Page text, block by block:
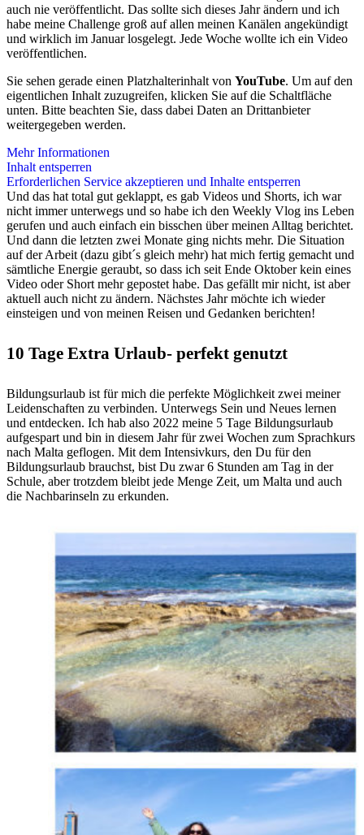
auch nie veröffentlicht. Das sollte sich dieses Jahr ändern und ich
habe meine Challenge groß auf allen meinen Kanälen angekündigt
und wirklich im Januar losgelegt. Jede Woche wollte ich ein Video
veröffentlichen.
Sie sehen gerade einen Platzhalterinhalt von YouTube. Um auf den
eigentlichen Inhalt zuzugreifen, klicken Sie auf die Schaltfläche
unten. Bitte beachten Sie, dass dabei Daten an Drittanbieter
weitergegeben werden.
Mehr Informationen
Inhalt entsperren
Erforderlichen Service akzeptieren und Inhalte entsperren
Und das hat total gut geklappt, es gab Videos und Shorts, ich war
nicht immer unterwegs und so habe ich den Weekly Vlog ins Leben
gerufen und auch einfach ein bisschen über meinen Alltag berichtet.
Und dann die letzten zwei Monate ging nichts mehr. Die Situation
auf der Arbeit (dazu gibt´s gleich mehr) hat mich fertig gemacht und
sämtliche Energie geraubt, so dass ich seit Ende Oktober kein eines
Video oder Short mehr gepostet habe. Das gefällt mir nicht, ist aber
aktuell auch nicht zu ändern. Nächstes Jahr möchte ich wieder
einsteigen und von meinen Reisen und Gedanken berichten!
10 Tage Extra Urlaub- perfekt genutzt
Bildungsurlaub ist für mich die perfekte Möglichkeit zwei meiner
Leidenschaften zu verbinden. Unterwegs Sein und Neues lernen
und entdecken. Ich hab also 2022 meine 5 Tage Bildungsurlaub
aufgespart und bin in diesem Jahr für zwei Wochen zum Sprachkurs
nach Malta geflogen. Mit dem Intensivkurs, den Du für den
Bildungsurlaub brauchst, bist Du zwar 6 Stunden am Tag in der
Schule, aber trotzdem bleibt jede Menge Zeit, um Malta und auch
die Nachbarinseln zu erkunden.